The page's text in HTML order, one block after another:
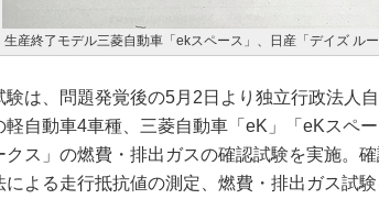
生産終了モデル三菱自動車「ekスペース」、日産「デイズ ル
は、問題発覚後の5月2日より独立行政法人
軽自動車4車種、三菱自動車「eK」「eKスペ
クス」の燃費・排出ガスの確認試験を実施。
による走行抵抗値の測定、燃費・排出ガス試